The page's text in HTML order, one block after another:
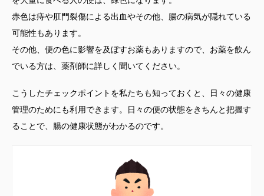
赤色は痔や肛門裂傷による出血やその他、腸の病気が隠れている
可能性もあります。
その他、便の色に影響を及ぼすお薬もありますので、お薬を飲ん
でいる方は、薬剤師に詳しく聞いてください。
こうしたチェックポイントを私たちも知っておくと、日々の健康
管理のためにも利用できます。日々の便の状態をきちんと把握す
ることで、腸の健康状態がわかるのです。